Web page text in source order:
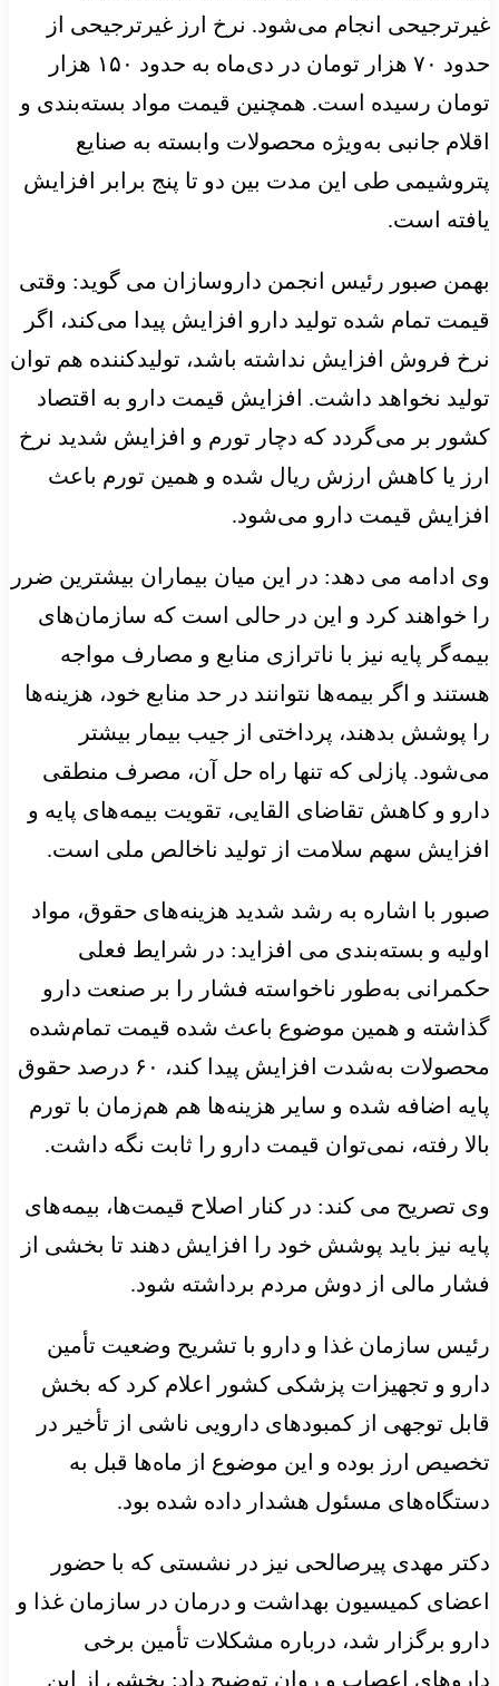
غیرترجیحی انجام می‌شود. نرخ ارز غیرترجیحی از
حدود ۷۰ هزار تومان در دی‌ماه به حدود ۱۵۰ هزار
تومان رسیده است. همچنین قیمت مواد بسته‌بندی و
اقلام جانبی به‌ویژه محصولات وابسته به صنایع
پتروشیمی طی این مدت بین دو تا پنج برابر افزایش
یافته است.
بهمن صبور رئیس انجمن داروسازان می گوید: وقتی
قیمت تمام شده تولید دارو افزایش پیدا می‌کند، اگر
نرخ فروش افزایش نداشته باشد، تولیدکننده هم توان
تولید نخواهد داشت. افزایش قیمت دارو به اقتصاد
کشور بر می‌گردد که دچار تورم و افزایش شدید نرخ
ارز یا کاهش ارزش ریال شده و همین تورم باعث
افزایش قیمت دارو می‌شود.
وی ادامه می دهد: در این میان بیماران بیشترین ضرر
را خواهند کرد و این در حالی است که سازمان‌های
بیمه‌گر پایه نیز با ناترازی منابع و مصارف مواجه
هستند و اگر بیمه‌ها نتوانند در حد منابع خود، هزینه‌ها
را پوشش بدهند، پرداختی از جیب بیمار بیشتر
می‌شود. پازلی که تنها راه حل آن، مصرف منطقی
دارو و کاهش تقاضای القایی، تقویت بیمه‌های پایه و
افزایش سهم سلامت از تولید ناخالص ملی است.
صبور با اشاره به رشد شدید هزینه‌های حقوق، مواد
اولیه و بسته‌بندی می افزاید: در شرایط فعلی
حکمرانی به‌طور ناخواسته فشار را بر صنعت دارو
گذاشته و همین موضوع باعث شده قیمت تمام‌شده
محصولات به‌شدت افزایش پیدا کند، ۶۰ درصد حقوق
پایه اضافه شده و سایر هزینه‌ها هم هم‌زمان با تورم
بالا رفته، نمی‌توان قیمت دارو را ثابت نگه داشت.
وی تصریح می کند: در کنار اصلاح قیمت‌ها، بیمه‌های
پایه نیز باید پوشش خود را افزایش دهند تا بخشی از
فشار مالی از دوش مردم برداشته شود.
رئیس سازمان غذا و دارو با تشریح وضعیت تأمین
دارو و تجهیزات پزشکی کشور اعلام کرد که بخش
قابل توجهی از کمبودهای دارویی ناشی از تأخیر در
تخصیص ارز بوده و این موضوع از ماه‌ها قبل به
دستگاه‌های مسئول هشدار داده شده بود.
دکتر مهدی پیرصالحی نیز در نشستی که با حضور
اعضای کمیسیون بهداشت و درمان در سازمان غذا و
دارو برگزار شد، درباره مشکلات تأمین برخی
داروهای اعصاب و روان توضیح داد: بخشی از این